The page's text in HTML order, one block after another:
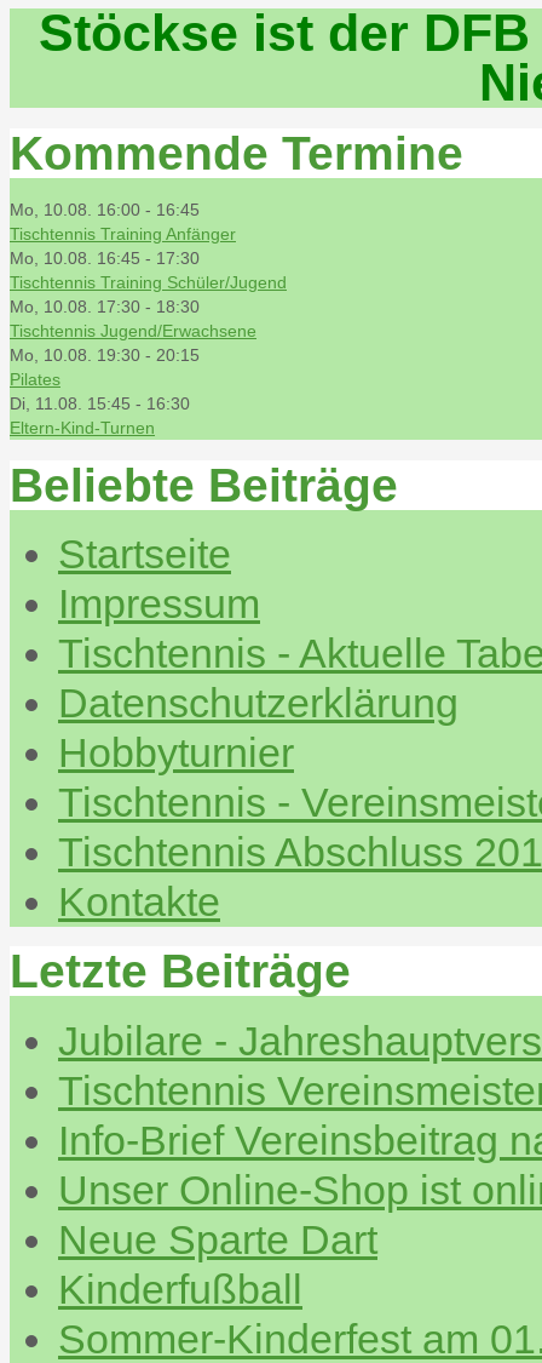
Stöckse ist der
Kommende Termine
Mo, 10.08. 16:00 - 16:45
Tischtennis Training Anfänger
Mo, 10.08. 16:45 - 17:30
Tischtennis Training Schüler/Jugend
Mo, 10.08. 17:30 - 18:30
Tischtennis Jugend/Erwachsene
Mo, 10.08. 19:30 - 20:15
Pilates
Di, 11.08. 15:45 - 16:30
Eltern-Kind-Turnen
Beliebte Beiträge
Startseite
Impressum
Tischtennis - Aktuelle
Datenschutzerklärung
Hobbyturnier
Tischtennis -
Tischtennis Abschluss
Kontakte
Letzte Beiträge
Jubilare -
Tischtennis
Info-Brief Vereinsbeitrag
Unser Online-Shop ist
Neue Sparte Dart
Kinderfußball
Sommer-Kinderfest am